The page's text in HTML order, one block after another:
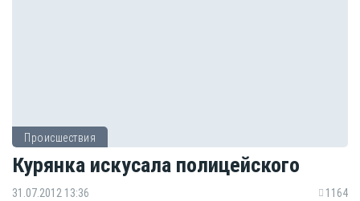
Происшествия
Курянка искусала полицейского
31.07.2012 13:36 1164